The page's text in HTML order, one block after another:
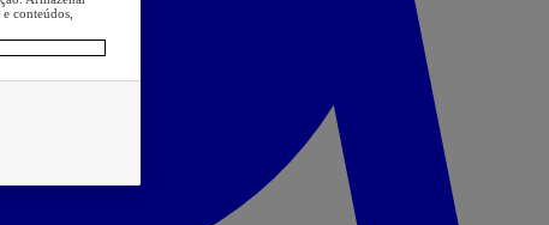
conteúdos,